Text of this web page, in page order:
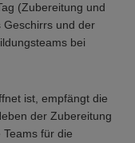
(Zubereitung und
Geschirrs und der
bei
ist, empfängt die
der Zubereitung
für die